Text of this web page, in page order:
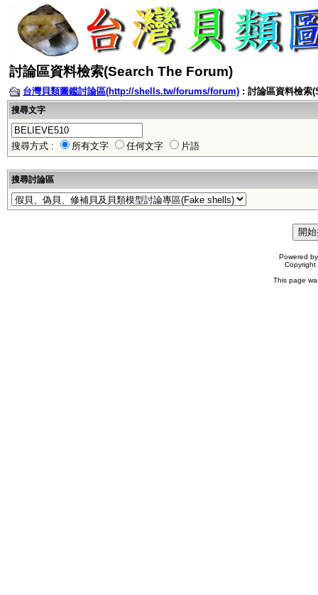
討論區資料檢索(Search The Forum)
台灣貝類圖鑑討論區(http://shells.tw/forums/forum) : 討論區資料檢索
搜尋文字
搜尋方式 : 所有文字 任何文字 片語
搜尋討論區
Powered
This page